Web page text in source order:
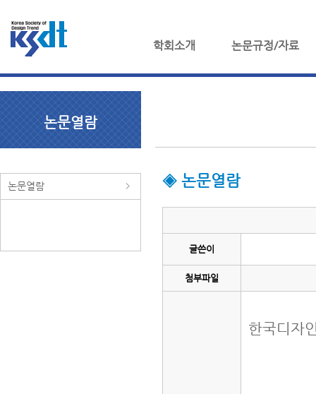
학회소개 논문규정/자료
논문열람
논문열람 ◈ 논문열람
글쓴이
첨부파일
한국디자